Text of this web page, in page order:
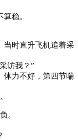
稳。
当时直升飞机追着采
访我？”
体力不好，第四节喘
。